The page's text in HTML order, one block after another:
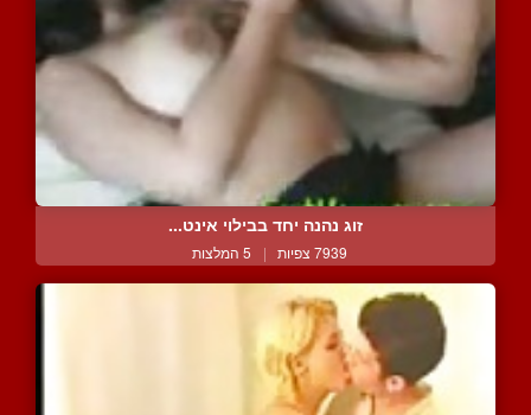
זוג נהנה יחד בבילוי אינט...
7939 צפיות | 5 המלצות